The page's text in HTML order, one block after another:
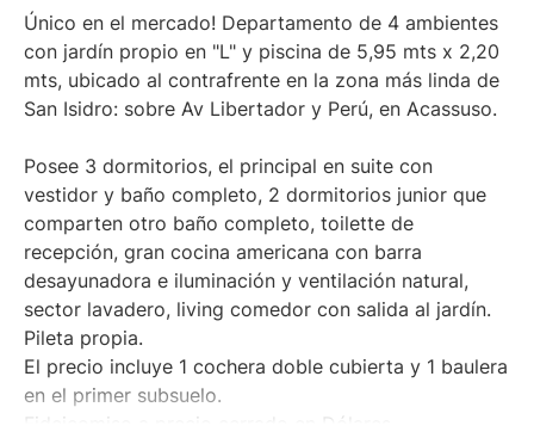
Único en el mercado! Departamento de 4 ambientes
con jardín propio en "L" y piscina de 5,95 mts x 2,20
mts, ubicado al contrafrente en la zona más linda de
San Isidro: sobre Av Libertador y Perú, en Acassuso.
Posee 3 dormitorios, el principal en suite con
vestidor y baño completo, 2 dormitorios junior que
comparten otro baño completo, toilette de
recepción, gran cocina americana con barra
desayunadora e iluminación y ventilación natural,
sector lavadero, living comedor con salida al jardín.
Pileta propia.
El precio incluye 1 cochera doble cubierta y 1 baulera
en el primer subsuelo.
Fideicomiso a precio cerrado en Dólares.